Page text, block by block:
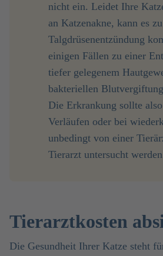
nicht ein. Leidet Ihre
an Katzenakne, kann es
Talgdrüsenentzündung
einigen Fällen zu einer
tiefer gelegenem
bakteriellen
Die Erkrankung sollte
Verläufen oder bei
unbedingt von einer
Tierarzt untersucht
Tierarztkosten
Die Gesundheit Ihrer Katze steht